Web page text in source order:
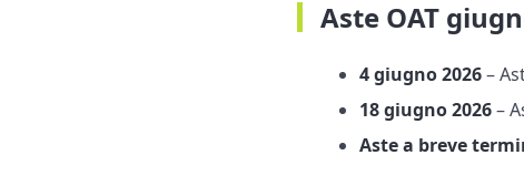
Aste OAT
4 giugno 2026–
18 giugno 2026–
Aste a breve